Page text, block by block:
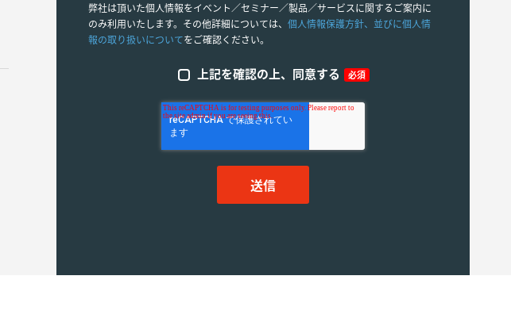
弊社は頂いた個人情報をイベント／セミナー／製品／サービスに関するご案内に
のみ利用いたします。その他詳細については、 個人情報保護方針、並びに個人情
報の取り扱いについてをご確認ください。
上記を確認の上、同意する 必須